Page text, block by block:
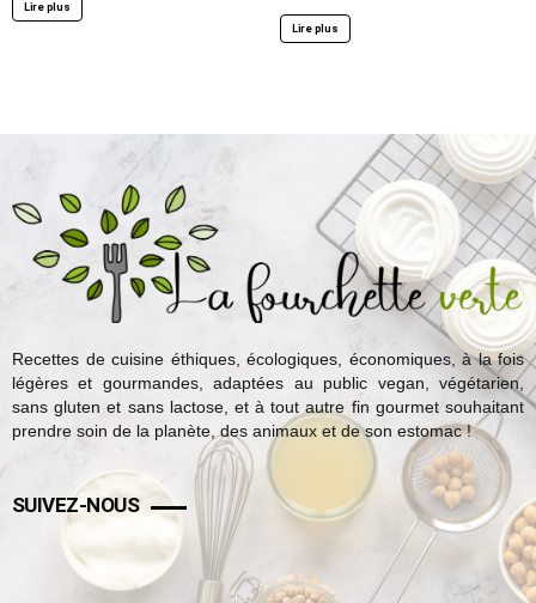
Lire plus
Lire plus
Recettes de cuisine éthiques, écologiques, économiques, à la fois
légères et gourmandes, adaptées au public vegan, végétarien,
sans gluten et sans lactose, et à tout autre fin gourmet souhaitant
prendre soin de la planète, des animaux et de son estomac !
SUIVEZ-NOUS